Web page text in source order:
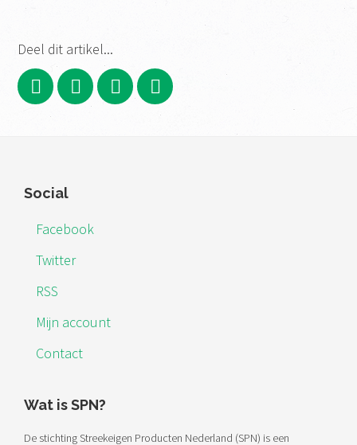
Deel dit artikel...
Footer
Social
Facebook
Twitter
RSS
Mijn account
Contact
Wat is SPN?
De stichting Streekeigen Producten Nederland (SPN) is een